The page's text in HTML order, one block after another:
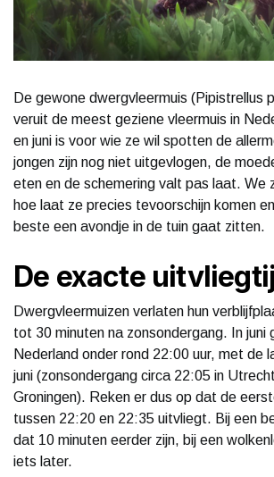
De gewone dwergvleermuis (Pipistrellus
veruit de meest geziene vleermuis in
en juni is voor wie ze wil spotten de
jongen zijn nog niet uitgevlogen, de
eten en de schemering valt pas laat. We
hoe laat ze precies tevoorschijn komen
beste een avondje in de tuin gaat zitten.
De exacte
Dwergvleermuizen verlaten hun
tot 30 minuten na zonsondergang. In juni
Nederland onder rond 22:00 uur, met de
juni (zonsondergang circa 22:05 in
Groningen). Reken er dus op dat de
tussen 22:20 en 22:35 uitvliegt. Bij een
dat 10 minuten eerder zijn, bij een
iets later.